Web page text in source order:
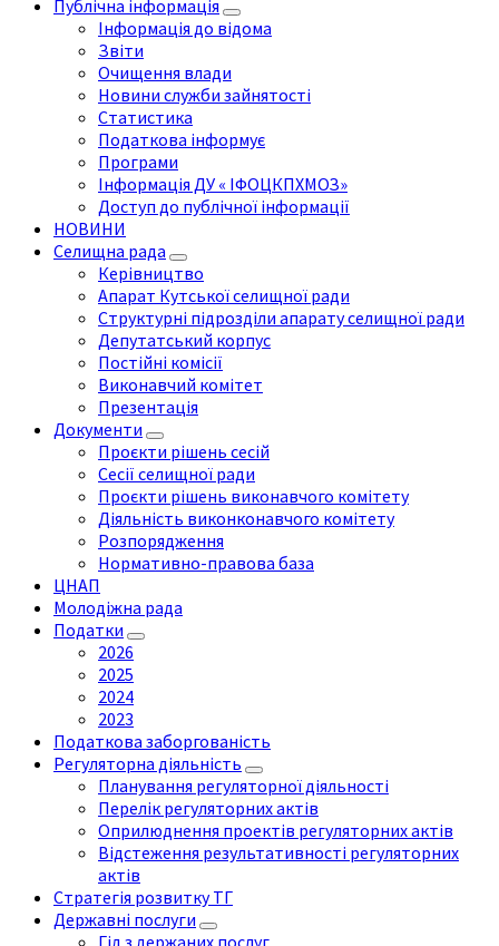
Публічна інформація
Інформація до відома
Звіти
Очищення влади
Новини служби зайнятості
Статистика
Податкова інформує
Програми
Інформація ДУ « ІФОЦКПХМОЗ»
Доступ до публічної інформації
НОВИНИ
Селищна рада
Керівництво
Апарат Кутської селищної ради
Структурні підрозділи апарату селищної ради
Депутатський корпус
Постійні комісії
Виконавчий комітет
Презентація
Документи
Проєкти рішень сесій
Сесії селищної ради
Проєкти рішень виконавчого комітету
Діяльність виконконавчого комітету
Розпорядження
Нормативно-правова база
ЦНАП
Молодіжна рада
Податки
2026
2025
2024
2023
Податкова заборгованість
Регуляторна діяльність
Планування регуляторної діяльності
Перелік регуляторних актів
Оприлюднення проектів регуляторних актів
Відстеження результативності регуляторних
актів
Стратегія розвитку ТГ
Державні послуги